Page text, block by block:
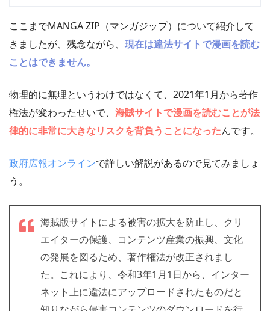
ここまでMANGA ZIP（マンガジップ）について紹介して
きましたが、残念ながら、 現在は違法サイトで漫画を読む
ことはできません。
物理的に無理というわけではなくて、2021年1月から著作
権法が変わったせいで、 海賊サイトで漫画を読むことが法
律的に非常に大きなリスクを背負うことになったんです。
政府広報オンラインで詳しい解説があるので見てみましょ
う。
海賊版サイトによる被害の拡大を防止し、クリ
エイターの保護、コンテンツ産業の振興、文化
の発展を図るため、著作権法が改正されまし
た。これにより、令和3年1月1日から、インター
ネット上に違法にアップロードされたものだと